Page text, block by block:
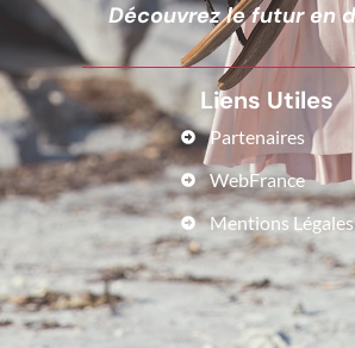
Découvrez le futur en
Liens Utiles
Partenaires
WebFrance
Mentions Légales